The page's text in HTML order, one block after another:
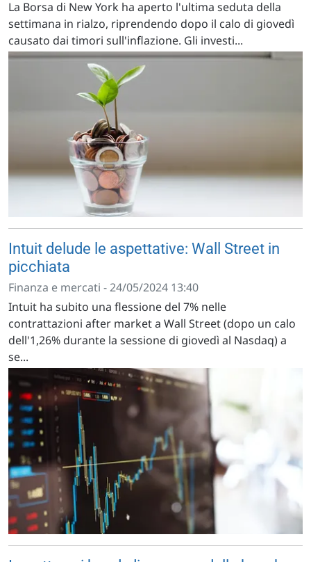
La Borsa di New York ha aperto l'ultima seduta della
settimana in rialzo, riprendendo dopo il calo di giovedì
causato dai timori sull'inflazione. Gli investi...
Intuit delude le aspettative: Wall Street in
picchiata
Finanza e mercati - 24/05/2024 13:40
Intuit ha subito una flessione del 7% nelle
contrattazioni after market a Wall Street (dopo un calo
dell'1,26% durante la sessione di giovedì al Nasdaq) a
se...